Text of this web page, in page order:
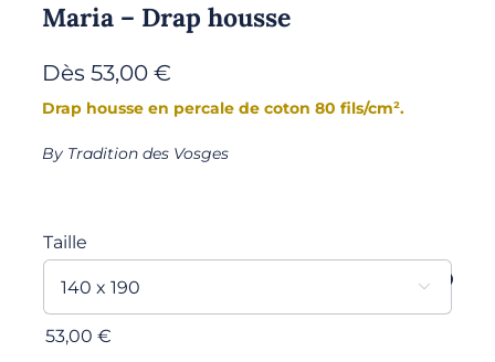
Maria – Drap housse
Dès 53,00 €
Drap housse en percale de coton 80 fils/cm².
By Tradition des Vosges
Taille

53,00 €